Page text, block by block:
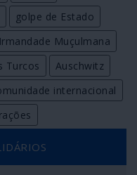
golpe de Estado
Irmandade Muçulmana
Turcos
Auschwitz
internacional